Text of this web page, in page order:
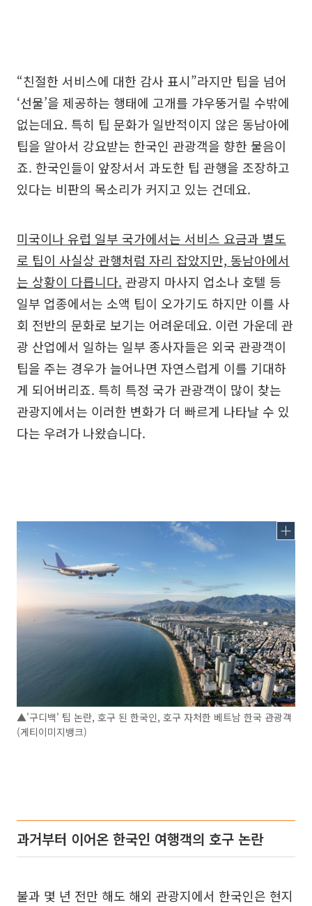
“친절한 서비스에 대한 감사 표시”라지만 팁을 넘어
‘선물’을 제공하는 행태에 고개를 갸우뚱거릴 수밖에
없는데요. 특히 팁 문화가 일반적이지 않은 동남아에
팁을 알아서 강요받는 한국인 관광객을 향한 물음이
죠. 한국인들이 앞장서서 과도한 팁 관행을 조장하고
있다는 비판의 목소리가 커지고 있는 건데요.
미국이나 유럽 일부 국가에서는 서비스 요금과 별도
로 팁이 사실상 관행처럼 자리 잡았지만, 동남아에서
는 상황이 다릅니다. 관광지 마사지 업소나 호텔 등
일부 업종에서는 소액 팁이 오가기도 하지만 이를 사
회 전반의 문화로 보기는 어려운데요. 이런 가운데 관
광 산업에서 일하는 일부 종사자들은 외국 관광객이
팁을 주는 경우가 늘어나면 자연스럽게 이를 기대하
게 되어버리죠. 특히 특정 국가 관광객이 많이 찾는
관광지에서는 이러한 변화가 더 빠르게 나타날 수 있
다는 우려가 나왔습니다.
▲'구디백' 팁 논란, 호구 된 한국인, 호구 자처한 베트남 한국 관광객
(게티이미지뱅크)
과거부터 이어온 한국인 여행객의 호구 논란
불과 몇 년 전만 해도 해외 관광지에서 한국인은 현지